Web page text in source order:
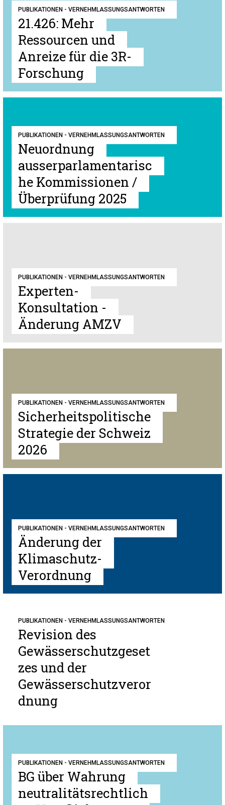
PUBLIKATIONEN - VERNEHMLASSUNGSANTWORTEN
21.426: Mehr
Ressourcen und
Anreize für die 3R-
Forschung
PUBLIKATIONEN - VERNEHMLASSUNGSANTWORTEN
Neuordnung
ausserparlamentarisc
he Kommissionen /
Überprüfung 2025
PUBLIKATIONEN - VERNEHMLASSUNGSANTWORTEN
Experten-
Konsultation -
Änderung AMZV
PUBLIKATIONEN - VERNEHMLASSUNGSANTWORTEN
Sicherheitspolitische
Strategie der Schweiz
2026
PUBLIKATIONEN - VERNEHMLASSUNGSANTWORTEN
Änderung der
Klimaschutz-
Verordnung
PUBLIKATIONEN - VERNEHMLASSUNGSANTWORTEN
Revision des
Gewässerschutzgeset
zes und der
Gewässerschutzveror
dnung
PUBLIKATIONEN - VERNEHMLASSUNGSANTWORTEN
BG über Wahrung
neutralitätsrechtlich